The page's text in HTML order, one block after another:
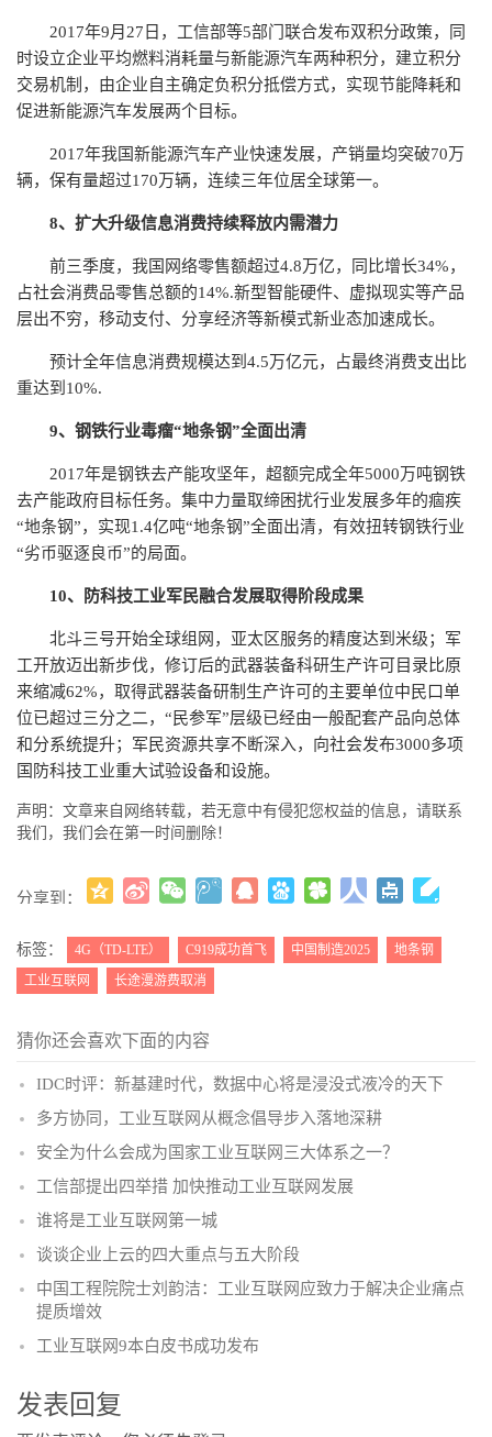
2017年9月27日，工信部等5部门联合发布双积分政策，同
时设立企业平均燃料消耗量与新能源汽车两种积分，建立积分
交易机制，由企业自主确定负积分抵偿方式，实现节能降耗和
促进新能源汽车发展两个目标。
2017年我国新能源汽车产业快速发展，产销量均突破70万
辆，保有量超过170万辆，连续三年位居全球第一。
8、扩大升级信息消费持续释放内需潜力
前三季度，我国网络零售额超过4.8万亿，同比增长34%，
占社会消费品零售总额的14%.新型智能硬件、虚拟现实等产品
层出不穷，移动支付、分享经济等新模式新业态加速成长。
预计全年信息消费规模达到4.5万亿元，占最终消费支出比
重达到10%.
9、钢铁行业毒瘤“地条钢”全面出清
2017年是钢铁去产能攻坚年，超额完成全年5000万吨钢铁
去产能政府目标任务。集中力量取缔困扰行业发展多年的痼疾
“地条钢”，实现1.4亿吨“地条钢”全面出清，有效扭转钢铁行业
“劣币驱逐良币”的局面。
10、防科技工业军民融合发展取得阶段成果
北斗三号开始全球组网，亚太区服务的精度达到米级；军
工开放迈出新步伐，修订后的武器装备科研生产许可目录比原
来缩减62%，取得武器装备研制生产许可的主要单位中民口单
位已超过三分之二，“民参军”层级已经由一般配套产品向总体
和分系统提升；军民资源共享不断深入，向社会发布3000多项
国防科技工业重大试验设备和设施。
声明：文章来自网络转载，若无意中有侵犯您权益的信息，请联系
我们，我们会在第一时间删除！
分享到：
( )
标签： 4G（TD-LTE） C919成功首飞 中国制造2025
地条钢
工业互联网
长途漫游费取消
猜你还会喜欢下面的内容
IDC时评：新基建时代，数据中心将是浸没式液冷的天下
多方协同，工业互联网从概念倡导步入落地深耕
安全为什么会成为国家工业互联网三大体系之一？
工信部提出四举措 加快推动工业互联网发展
谁将是工业互联网第一城
谈谈企业上云的四大重点与五大阶段
中国工程院院士刘韵洁：工业互联网应致力于解决企业痛点
提质增效
工业互联网9本白皮书成功发布
发表回复